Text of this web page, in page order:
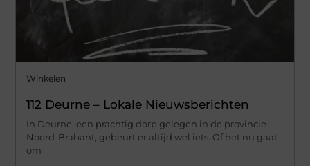
Winkelen
112 Deurne – Lokale Nieuwsberichten
In Deurne, een prachtig dorp gelegen in de provincie
Noord-Brabant, gebeurt er altijd wel iets. Of het nu gaat
om